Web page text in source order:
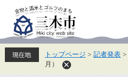
先
頭
を
飛
て
トップページ > 記者発表 >
月）